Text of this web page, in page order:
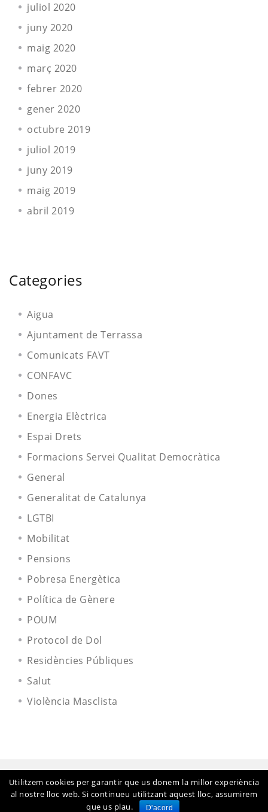
juliol 2020
juny 2020
maig 2020
març 2020
febrer 2020
gener 2020
octubre 2019
juliol 2019
juny 2019
maig 2019
abril 2019
Categories
Aigua
Ajuntament de Terrassa
Comunicats FAVT
CONFAVC
Dones
Energia Elèctrica
Espai Drets
Formacions Servei Qualitat Democràtica
General
Generalitat de Catalunya
LGTBI
Mobilitat
Pensions
Pobresa Energètica
Política de Gènere
POUM
Protocol de Dol
Residències Públiques
Salut
Violència Masclista
Utilitzem cookies per garantir que us donem la millor experiència
al nostre lloc web. Si continueu utilitzant aquest lloc, assumirem
que us plau.
D'acord